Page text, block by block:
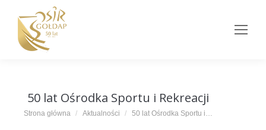
50 lat Ośrodka Sportu i Rekreacji
Jesteś tutaj:
Strona główna Aktualności 50 lat Ośrodka Sportu i…